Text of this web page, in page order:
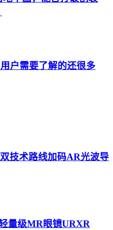
户需要了解的还很多
技术路线加码AR光波导
量级MR眼镜URXR